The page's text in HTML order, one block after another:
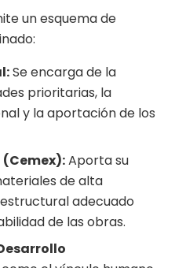
un esquema de
Se encarga de la
prioritarias, la
y la aportación de los
Aporta su
de alta
adecuado
de las obras.